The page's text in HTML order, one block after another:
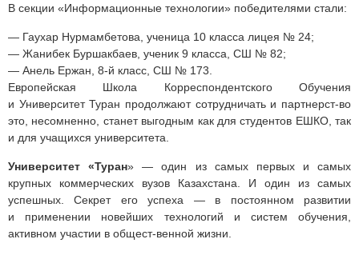
В секции «Информационные технологии» победителями стали:
— Гаухар Нурмамбетова, ученица 10 класса лицея № 24;
— Жанибек Буршакбаев, ученик 9 класса, СШ № 82;
— Анель Ержан, 8-й класс, СШ № 173.
Европейская Школа Корреспондентского Обучения
и Университет Туран продолжают сотрудничать и партнерст-во
это, несомненно, станет выгодным как для студентов ЕШКО, так
и для учащихся университета.
Университет «Туран» — один из самых первых и самых
крупных коммерческих вузов Казахстана. И один из самых
успешных. Секрет его успеха — в постоянном развитии
и применении новейших технологий и систем обучения,
активном участии в общест-венной жизни.